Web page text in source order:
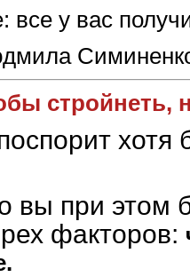
все у вас
стройнеть,
вы при этом
факторов: